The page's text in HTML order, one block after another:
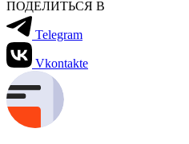
ПОДЕЛИТЬСЯ В
Telegram
Vkontakte